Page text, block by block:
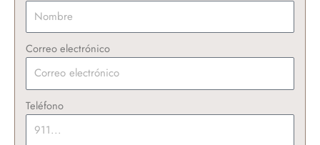
Correo electrónico
Teléfono